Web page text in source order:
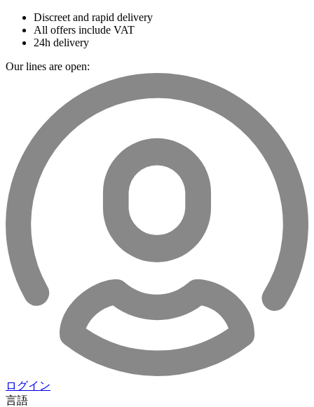
Discreet and rapid delivery
All offers include VAT
24h delivery
Our lines are open:
ログイン
言語